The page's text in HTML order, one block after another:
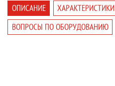
ОПИСАНИЕ
ХАРАКТЕРИСТИКИ
ВОПРОСЫ ПО ОБОРУДОВАНИЮ